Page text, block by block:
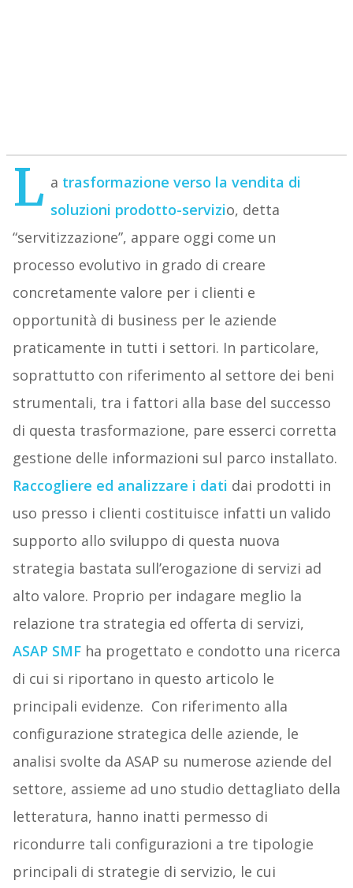
L a trasformazione verso la vendita di
soluzioni prodotto-servizio, detta
“servitizzazione”, appare oggi come un
processo evolutivo in grado di creare
concretamente valore per i clienti e
opportunità di business per le aziende
praticamente in tutti i settori. In particolare,
soprattutto con riferimento al settore dei beni
strumentali, tra i fattori alla base del successo
di questa trasformazione, pare esserci corretta
gestione delle informazioni sul parco installato.
Raccogliere ed analizzare i dati dai prodotti in
uso presso i clienti costituisce infatti un valido
supporto allo sviluppo di questa nuova
strategia bastata sull’erogazione di servizi ad
alto valore. Proprio per indagare meglio la
relazione tra strategia ed offerta di servizi,
ASAP SMF ha progettato e condotto una ricerca
di cui si riportano in questo articolo le
principali evidenze. Con riferimento alla
configurazione strategica delle aziende, le
analisi svolte da ASAP su numerose aziende del
settore, assieme ad uno studio dettagliato della
letteratura, hanno inatti permesso di
ricondurre tali configurazioni a tre tipologie
principali di strategie di servizio, le cui